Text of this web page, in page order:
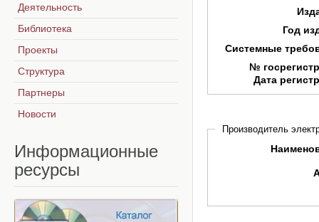
Год
Системные
№
Дата
Производитель
Деятельность
Библиотека
Проекты
Структура
Партнеры
Новости
Информационные
ресурсы